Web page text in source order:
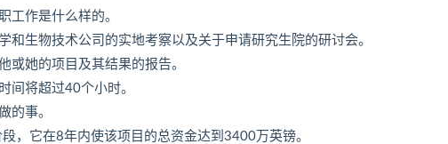
工作是什么样的。
和生物技术公司的实地考察以及关于申请研究生院的研讨会。
或她的项目及其结果的报告。
间将超过40个小时。
的事。
，它在8年内使该项目的总资金达到3400万英镑。